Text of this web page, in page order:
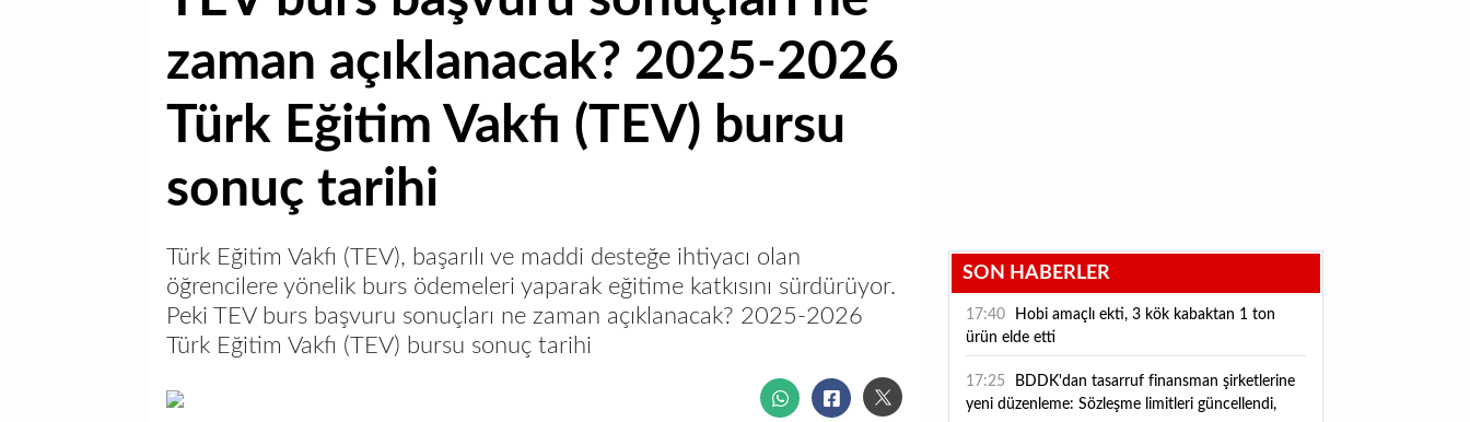
zaman açıklanacak? 2025-2026
Türk Eğitim Vakfı (TEV) bursu
sonuç tarihi
Türk Eğitim Vakfı (TEV), başarılı ve maddi desteğe ihtiyacı olan
öğrencilere yönelik burs ödemeleri yaparak eğitime katkısını sürdürüyor.
Peki TEV burs başvuru sonuçları ne zaman açıklanacak? 2025-2026
Türk Eğitim Vakfı (TEV) bursu sonuç tarihi
SON HABERLER
17:40
ürün elde etti
17:25
yeni düzenleme: Sözleşme limitleri güncellendi,